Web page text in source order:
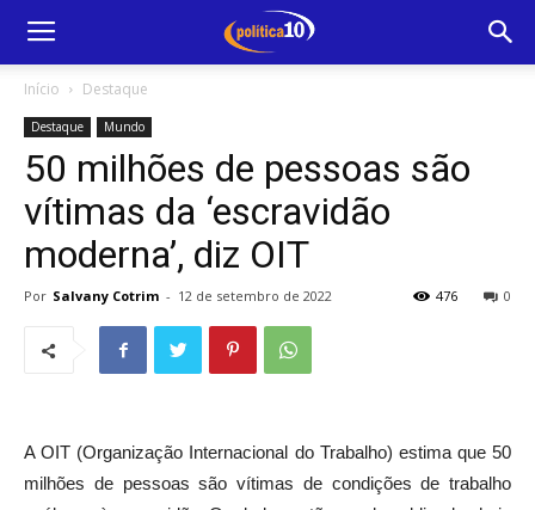
Início Destaque
Destaque Mundo
50 milhões de pessoas são
vítimas da ‘escravidão
moderna’, diz OIT
Por Salvany Cotrim - 12 de setembro de 2022 0
476
A OIT (Organização Internacional do Trabalho) estima que 50
milhões de pessoas são vítimas de condições de trabalho